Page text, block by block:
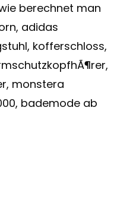
berechnet man
adidas
kofferschloss,
monstera
bademode ab